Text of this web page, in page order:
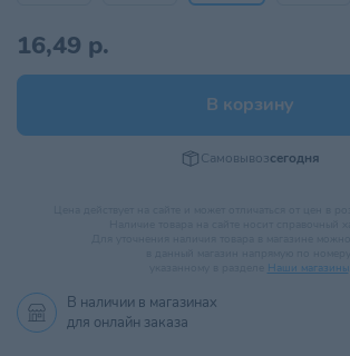
16,49 р.
В корзину
Самовывозсегодня
Наши магазины.
В наличии в магазинах
для онлайн заказа